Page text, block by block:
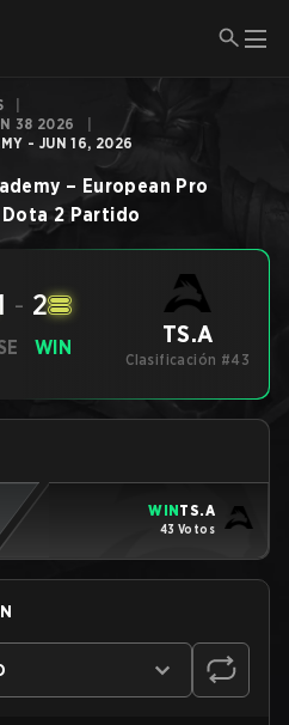
38 2026
- JUN 16, 2026
– European Pro
Dota 2 Partido
- 2
WIN TS.A
Clasificación #43
WINTS.A
43 Votos